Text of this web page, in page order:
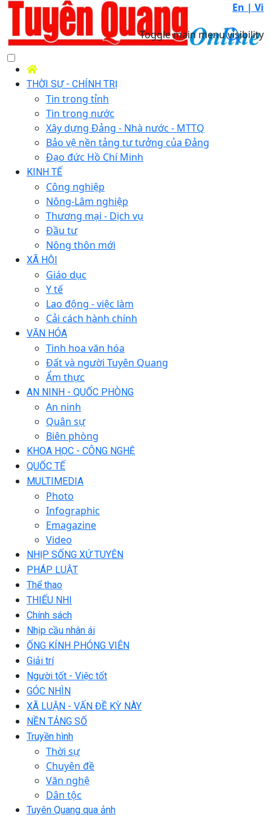
En | Vi
Toggle main menu visibility
THỜI SỰ - CHÍNH TRỊ
Tin trong tỉnh
Tin trong nước
Xây dựng Đảng - Nhà nước - MTTQ
Bảo vệ nền tảng tư tưởng của Đảng
Đạo đức Hồ Chí Minh
KINH TẾ
Công nghiệp
Nông-Lâm nghiệp
Thương mại - Dịch vụ
Đầu tư
Nông thôn mới
XÃ HỘI
Giáo dục
Y tế
Lao động - việc làm
Cải cách hành chính
VĂN HÓA
Tinh hoa văn hóa
Đất và người Tuyên Quang
Ẩm thực
AN NINH - QUỐC PHÒNG
An ninh
Quân sự
Biên phòng
KHOA HỌC - CÔNG NGHỆ
QUỐC TẾ
MULTIMEDIA
Photo
Infographic
Emagazine
Video
NHỊP SỐNG XỨ TUYÊN
PHÁP LUẬT
Thể thao
THIẾU NHI
Chính sách
Nhịp cầu nhân ái
ỐNG KÍNH PHÓNG VIÊN
Giải trí
Người tốt - Việc tốt
GÓC NHÌN
XÃ LUẬN - VẤN ĐỀ KỲ NÀY
NỀN TẢNG SỐ
Truyền hình
Thời sự
Chuyên đề
Văn nghệ
Dân tộc
Tuyên Quang qua ảnh